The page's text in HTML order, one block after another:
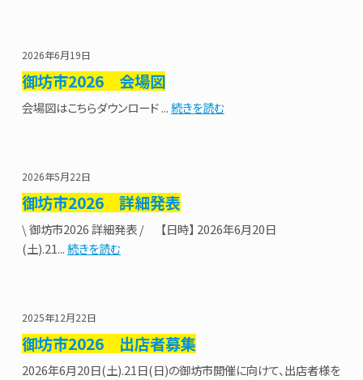
2026年6月19日
御坊市2026 会場図
会場図はこちらダウンロード ...続きを読む
2026年5月22日
御坊市2026 詳細発表
\ 御坊市2026 詳細発表 / 【日時】 2026年6月20日
(土).21...続きを読む
2025年12月22日
御坊市2026 出店者募集
2026年6月20日(土).21日(日)の御坊市開催に向けて、出店者様を